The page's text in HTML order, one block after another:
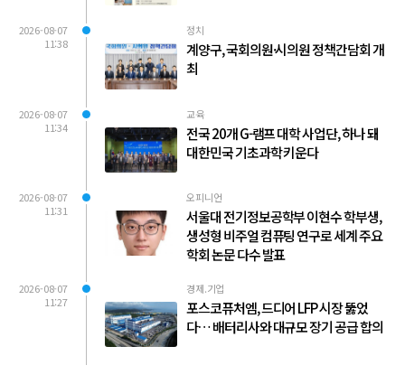
2026-08-07
11:38
정치
계양구, 국회의원·시의원 정책간담회 개
최
2026-08-07
11:34
교육
전국 20개 G-램프 대학 사업단, 하나 돼
대한민국 기초과학 키운다
2026-08-07
11:31
오피니언
서울대 전기정보공학부 이현수 학부생,
생성형 비주얼 컴퓨팅 연구로 세계 주요
학회 논문 다수 발표
2026-08-07
11:27
경제.기업
포스코퓨처엠, 드디어 LFP 시장 뚫었
다… 배터리사와 대규모 장기 공급 합의